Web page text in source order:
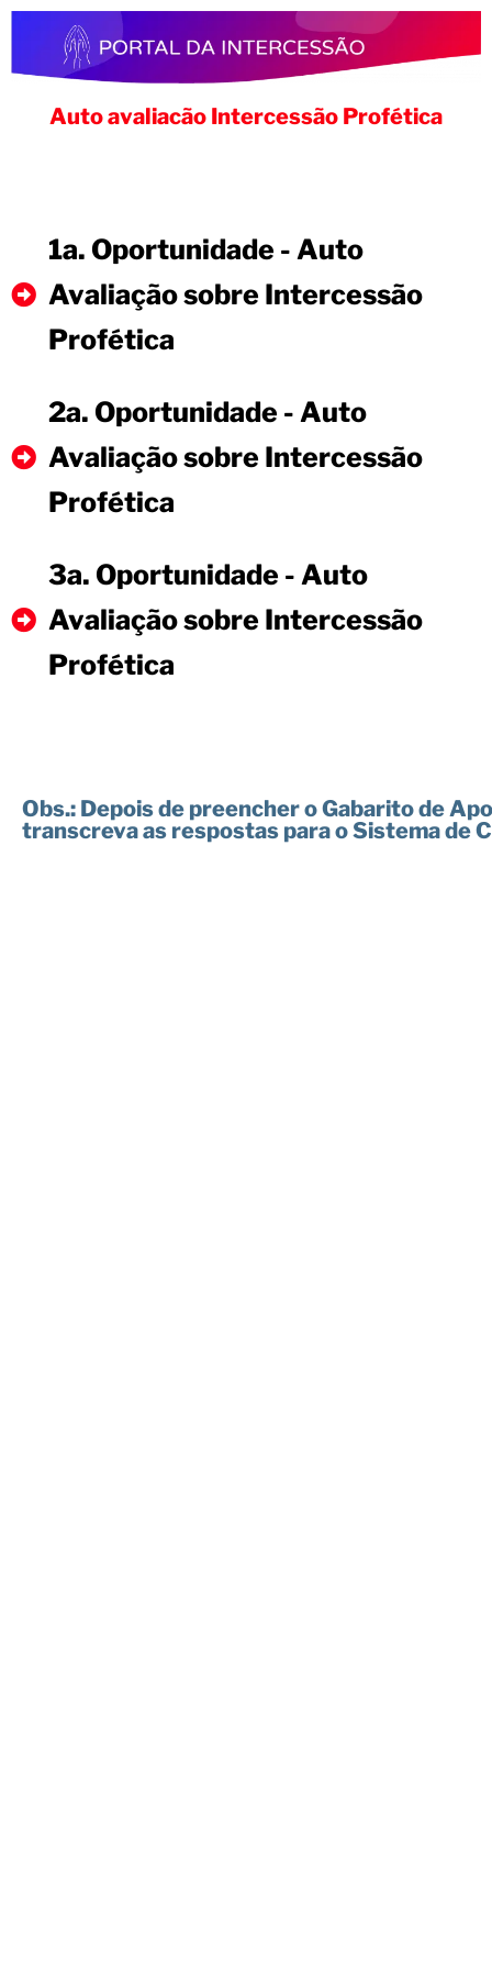
Auto avaliacão Intercessão Profética
1a. Oportunidade - Auto
Avaliação sobre Intercessão
Profética
2a. Oportunidade - Auto
Avaliação sobre Intercessão
Profética
3a. Oportunidade - Auto
Avaliação sobre Intercessão
Profética
Obs.: Depois de preencher o Gabarito de
transcreva as respostas para o Sistema de